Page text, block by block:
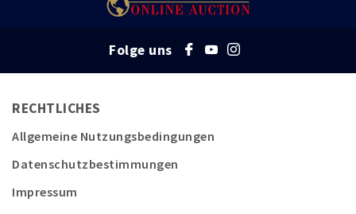
Folge uns
RECHTLICHES
Allgemeine Nutzungsbedingungen
Datenschutzbestimmungen
Impressum